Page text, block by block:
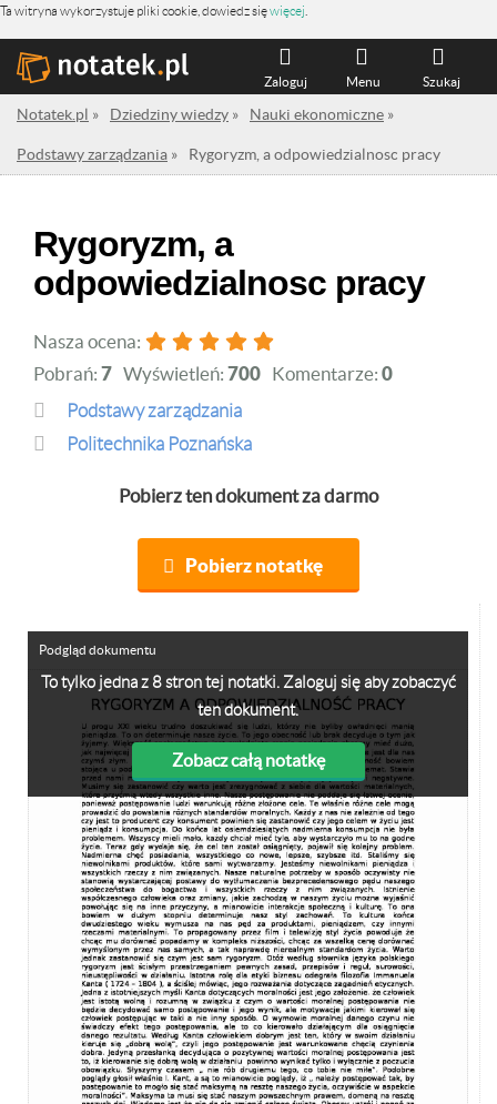
Ta witryna wykorzystuje pliki cookie, dowiedz sięwięcej
Szukaj
Menu
Zaloguj
Notatek.pl » Dziedziny wiedzy » Nauki ekonomiczne »
Podstawy zarządzania » Rygoryzm, a odpowiedzialnosc pracy
Rygoryzm, a
odpowiedzialnosc pracy
Nasza ocena:
Pobrań: 7 Wyświetleń: 700 Komentarze: 0
Podstawy zarządzania
Politechnika Poznańska
Pobierz ten dokument za darmo
Pobierz notatkę
To tylko jedna z 8 stron tej notatki. Zaloguj się aby zobaczyć
ten dokument.
Zobacz całą notatkę
Podgląd dokumentu